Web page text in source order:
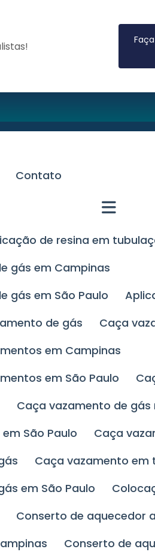
Contato
de resina em
gás em Campinas
gás em São Paulo
de gás
Caça
em Campinas
em São Paulo
Caça vazamento de
São Paulo
Caça
Caça vazamento
em São Paulo
Conserto de aquecedor
Conserto de